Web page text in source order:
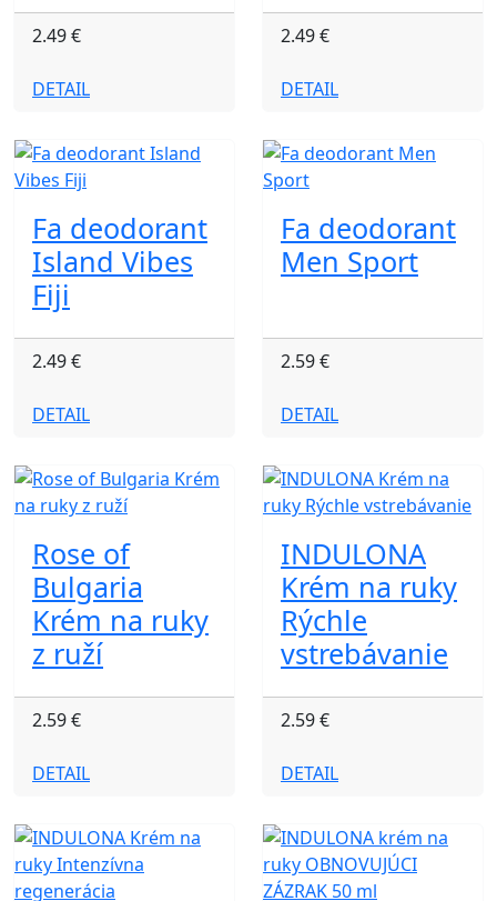
2.49 €
DETAIL
2.49 €
DETAIL
Fa deodorant
Island Vibes
Fiji
2.49 €
DETAIL
Fa deodorant
Men Sport
2.59 €
DETAIL
Rose of
Bulgaria
Krém na ruky
z ruží
2.59 €
DETAIL
INDULONA
Krém na ruky
Rýchle
vstrebávanie
2.59 €
DETAIL